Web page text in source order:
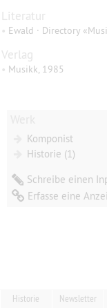
Literatur
• Ewald · Directory
Verlag
• Musikk, 1985
Komponist
Historie (1)
Schreibe einen
Erfasse eine
Historie Newsletter